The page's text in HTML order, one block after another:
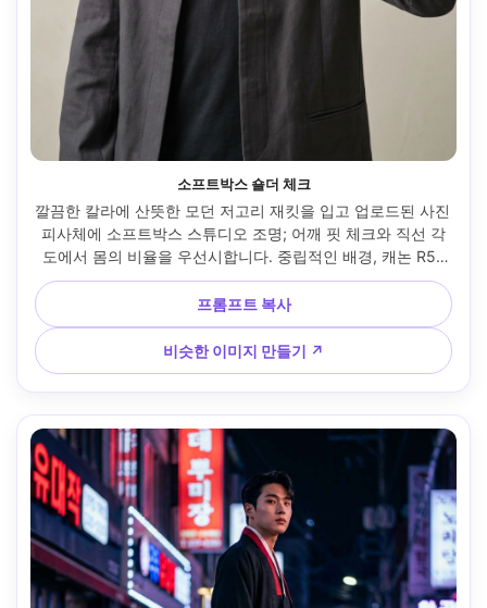
소프트박스 숄더 체크
깔끔한 칼라에 산뜻한 모던 저고리 재킷을 입고 업로드된 사진
피사체에 소프트박스 스튜디오 조명; 어깨 핏 체크와 직선 각
도에서 몸의 비율을 우선시합니다. 중립적인 배경, 캐논 R5,
70mm, 세로 중심 구성, 미니멀한 무드, 사실적인 원단 질감,
고해상도, 그녀의 프레임에 자연스럽게 드레이핑된 의류 --ar
4:5
프롬프트 복사
비슷한 이미지 만들기 ↗